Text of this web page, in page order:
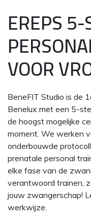
EREPS
VOOR
BeneFIT Studio is de
Benelux met een 5-
de hoogst mogelijke
moment. We werken
onderbouwde
prenatale personal
elke fase van de
verantwoord trainen,
jouw zwangerschap!
werkwijze.